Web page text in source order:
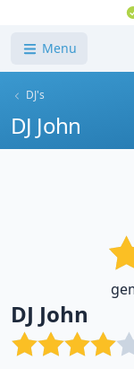
Menu
DJ's
DJ John
DJ John